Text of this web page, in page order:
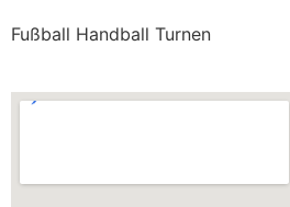
Fußball Handball Turnen